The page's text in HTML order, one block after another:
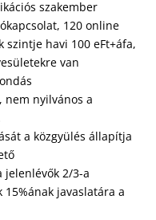
szakember
120 online
szintje havi 100 eFt+áfa,
van
nyilvános a
a közgyülés állapítja
2/3-a
javaslatára a